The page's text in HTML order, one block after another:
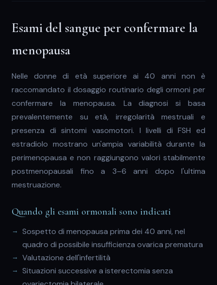
Esami del sangue per confermare la
menopausa
Nelle donne di età superiore ai 40 anni non è
raccomandato il dosaggio routinario degli ormoni per
confermare la menopausa. La diagnosi si basa
prevalentemente su età, irregolarità mestruali e
presenza di sintomi vasomotori. I livelli di FSH ed
estradiolo mostrano un'ampia variabilità durante la
perimenopausa e non raggiungono valori stabilmente
postmenopausali fino a 3–6 anni dopo l'ultima
mestruazione.
Quando gli esami ormonali sono indicati
Sospetto di menopausa prima dei 40 anni, nel
quadro di possibile insufficienza ovarica prematura
Valutazione dell'infertilità
Situazioni successive a isterectomia senza